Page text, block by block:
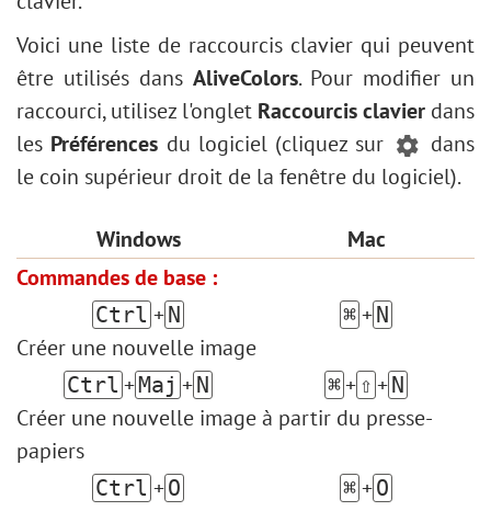
Réglage Niveaux
Redimensionner une image
Filtres AI
Installation sur Windows
Installation sur Mac
Deux clés
Plugins intégrés
Plugins externes
Contour d'une forme
Сhangez la météo
Conversion en noir et blanc
Amélioration d'un portrait
Carte de Saint Valentin
Portrait Pop Art
Collage de photos polaroid
Fond d'écran Bibliothèque
Effet de mosaïque
Goutte d'eau
Ajout de contours au texte
Effet vintage
Comment vieillir une photo
Effet Bokeh
Tonification des couleurs
Nouvelle couleur des yeux
Voici une liste de raccourcis clavier qui peuvent
être utilisés dans AliveColors. Pour modifier un
raccourci, utilisez l'onglet Raccourcis clavier dans
les Préférences du logiciel (cliquez sur
dans
le coin supérieur droit de la fenêtre du logiciel).
Windows
Mac
Commandes de base :
Ctrl +N ⌘ +N
Créer une nouvelle image
Ctrl +Maj +N ⌘+ ⇧ +N
Créer une nouvelle image à partir du presse-
papiers
Ctrl +O ⌘ +O